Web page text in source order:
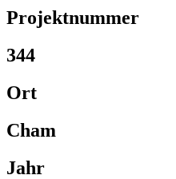
Projektnummer
344
Ort
Cham
Jahr